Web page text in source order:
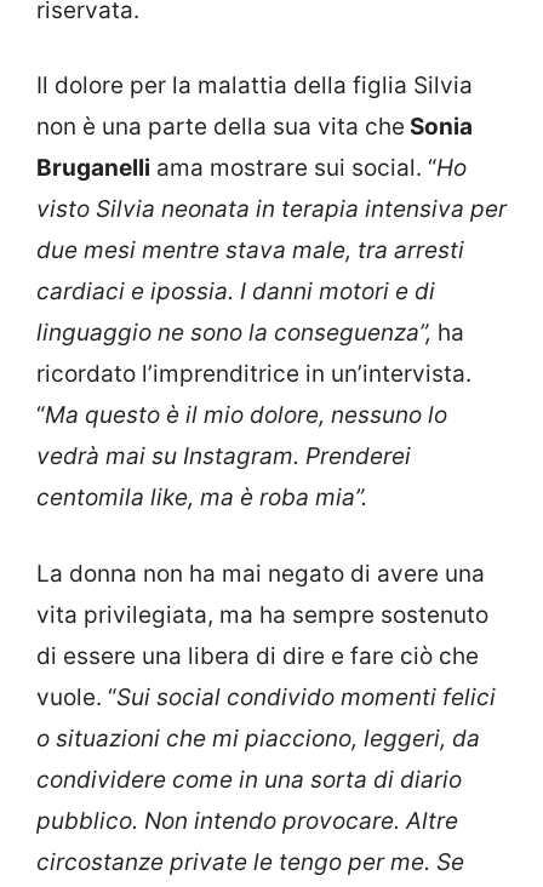
riservata.
Il dolore per la malattia della figlia Silvia
non è una parte della sua vita che Sonia
Bruganelli ama mostrare sui social. “Ho
visto Silvia neonata in terapia intensiva per
due mesi mentre stava male, tra arresti
cardiaci e ipossia. I danni motori e di
linguaggio ne sono la conseguenza”, ha
ricordato l’imprenditrice in un’intervista.
“Ma questo è il mio dolore, nessuno lo
vedrà mai su Instagram. Prenderei
centomila like, ma è roba mia”.
La donna non ha mai negato di avere una
vita privilegiata, ma ha sempre sostenuto
di essere una libera di dire e fare ciò che
vuole. “Sui social condivido momenti felici
o situazioni che mi piacciono, leggeri, da
condividere come in una sorta di diario
pubblico. Non intendo provocare. Altre
circostanze private le tengo per me. Se